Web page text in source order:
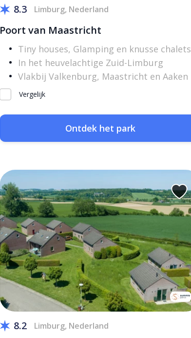
8.3 Limburg, Nederland
Poort van Maastricht
Tiny houses, Glamping en knusse chalets
In het heuvelachtige Zuid-Limburg
Vlakbij Valkenburg, Maastricht en Aaken
Vergelijk
Ontdek het park
8.2 Limburg, Nederland